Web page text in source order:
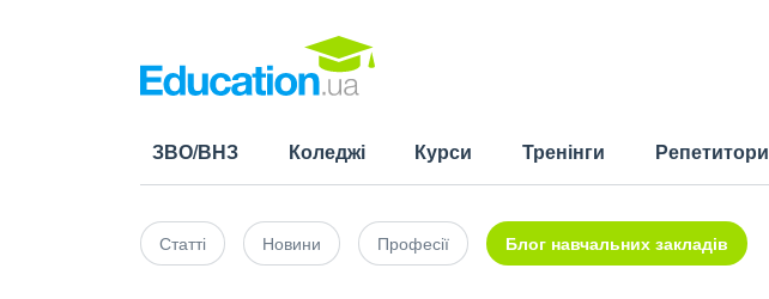
ЗВО/ВНЗ Коледжі Курси Тренінги Репетитори
Статті Новини Професії Блог навчальних закладів